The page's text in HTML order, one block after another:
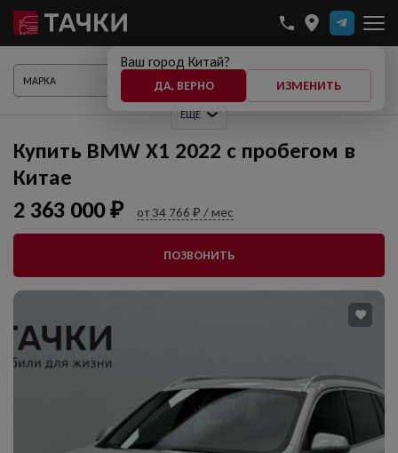
Ваш город Китай?
ДА, ВЕРНО ИЗМЕНИТЬ
ЕЩЕ
ПОКАЗАТЬ АВТО
Купить BMW X1 2022 с пробегом в
Китае
2 363 000 ₽ от 34 766 ₽ / мес
ПОЗВОНИТЬ